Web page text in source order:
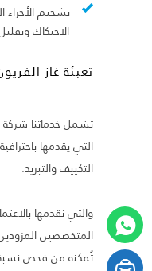
تشحيم الأجزاء
الاحتكاك
تعبئة غاز
تشمل خدماتنا
التي يقدمها
التكييف والتبريد.
والتي نقدمها
المتخصصين
تُمكنه من فحص نسبة